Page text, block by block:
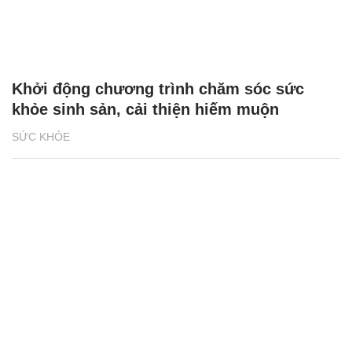
SỨC KHỎE
Khởi động chương trình chăm sóc sức
khỏe sinh sản, cải thiện hiếm muộn